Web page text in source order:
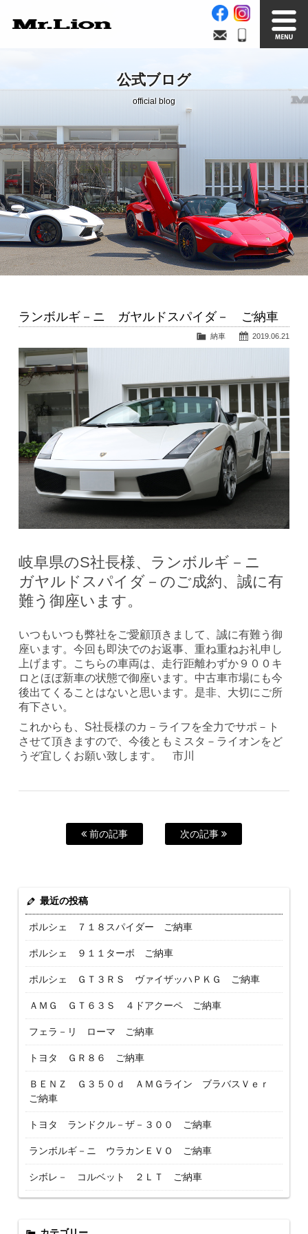
在庫車情報 買取無料査定
Factory
自社工場 サービス案内
Official Blog
公式ブログ
Company info.
会社案内
公式ブログ
official blog
ランボルギ－ニ ガヤルドスパイダ－ ご納車
2019.06.21
納車
岐阜県のS社長様、ランボルギ－ニ
ガヤルドスパイダ－のご成約、誠に有
難う御座います。
いつもいつも弊社をご愛顧頂きまして、誠に有難う御
座います。今回も即決でのお返事、重ね重ねお礼申し
上げます。こちらの車両は、走行距離わずか９００キ
ロとほぼ新車の状態で御座います。中古車市場にも今
後出てくることはないと思います。是非、大切にご所
有下さい。
これからも、S社長様のカ－ライフを全力でサポ－ト
させて頂きますので、今後ともミスタ－ライオンをど
うぞ宜しくお願い致します。 市川
前の記事 次の記事
最近の投稿
ポルシェ ７１８スパイダー ご納車
ポルシェ ９１１ターボ ご納車
ポルシェ ＧＴ３ＲＳ ヴァイザッハＰＫＧ ご納車
ＡＭＧ ＧＴ６３Ｓ ４ドアクーペ ご納車
フェラ－リ ローマ ご納車
トヨタ ＧＲ８６ ご納車
ＢＥＮＺ Ｇ３５０ｄ ＡＭＧライン ブラバスＶｅｒ
ご納車
トヨタ ランドクル－ザ－３００ ご納車
ランボルギ－ニ ウラカンＥＶＯ ご納車
シボレ－ コルベット ２ＬＴ ご納車